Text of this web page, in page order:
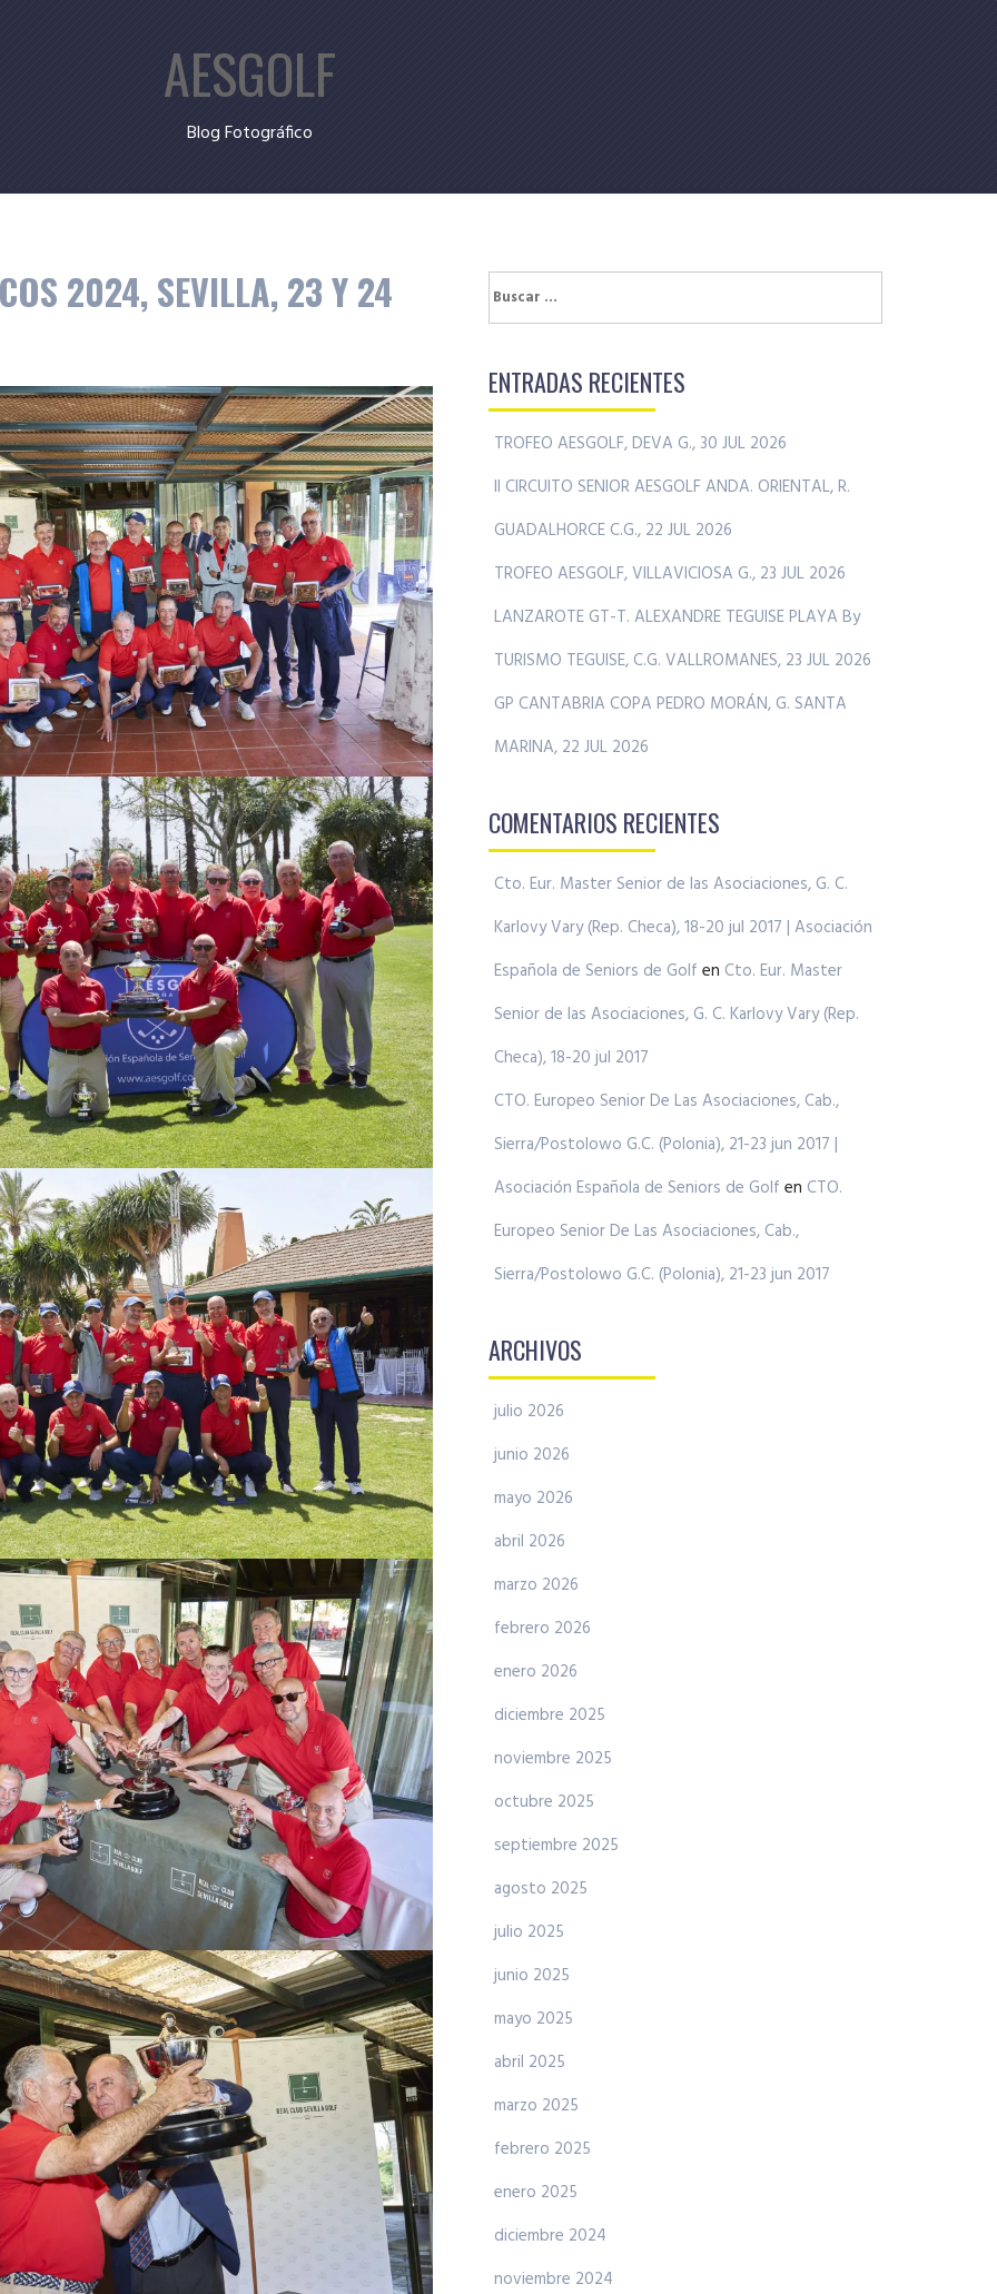
AESGOLF
Blog Fotográfico
2024, SEVILLA, 23 Y 24 Buscar:
ENTRADAS RECIENTES
TROFEO AESGOLF, DEVA G., 30 JUL 2026
II CIRCUITO SENIOR AESGOLF ANDA. ORIENTAL, R.
GUADALHORCE C.G., 22 JUL 2026
TROFEO AESGOLF, VILLAVICIOSA G., 23 JUL 2026
LANZAROTE GT-T. ALEXANDRE TEGUISE PLAYA By
TURISMO TEGUISE, C.G. VALLROMANES, 23 JUL 2026
GP CANTABRIA COPA PEDRO MORÁN, G. SANTA
MARINA, 22 JUL 2026
COMENTARIOS RECIENTES
Cto. Eur. Master Senior de las Asociaciones, G. C.
Karlovy Vary (Rep. Checa), 18-20 jul 2017 | Asociación
Española de Seniors de Golf en Cto. Eur. Master
Senior de las Asociaciones, G. C. Karlovy Vary (Rep.
Checa), 18-20 jul 2017
CTO. Europeo Senior De Las Asociaciones, Cab.,
Sierra/Postolowo G.C. (Polonia), 21-23 jun 2017 |
Asociación Española de Seniors de Golf en CTO.
Europeo Senior De Las Asociaciones, Cab.,
Sierra/Postolowo G.C. (Polonia), 21-23 jun 2017
ARCHIVOS
julio 2026
junio 2026
mayo 2026
abril 2026
marzo 2026
febrero 2026
enero 2026
diciembre 2025
noviembre 2025
octubre 2025
septiembre 2025
agosto 2025
julio 2025
junio 2025
mayo 2025
abril 2025
marzo 2025
febrero 2025
enero 2025
diciembre 2024
noviembre 2024